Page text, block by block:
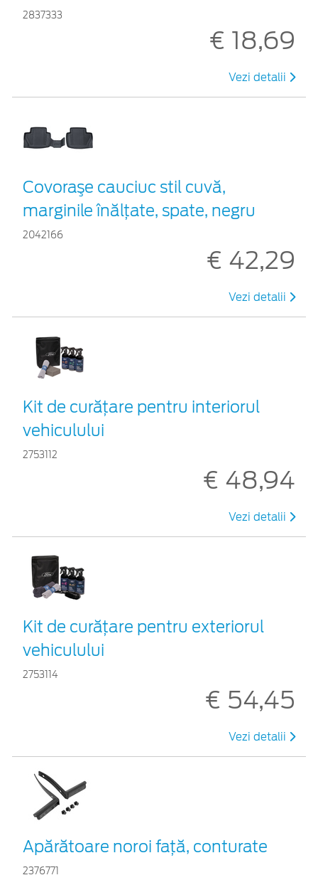
2837333
€ 18,69
Vezi detalii
Covoraşe cauciuc stil cuvă,
marginile înălțate, spate, negru
2042166
€ 42,29
Vezi detalii
Kit de curățare pentru interiorul
vehiculului
2753112
€ 48,94
Vezi detalii
Kit de curățare pentru exteriorul
vehiculului
2753114
€ 54,45
Vezi detalii
Apărătoare noroi față, conturate
2376771